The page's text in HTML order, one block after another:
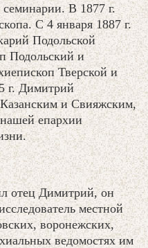
В 1877 г.
С 4 января 1887 г.
Подольской
Подольский и
Тверской и
г. Димитрий
Казанским и Свияжским,
епархии
отец Димитрий, он
местной
воронежских,
ведомостях им